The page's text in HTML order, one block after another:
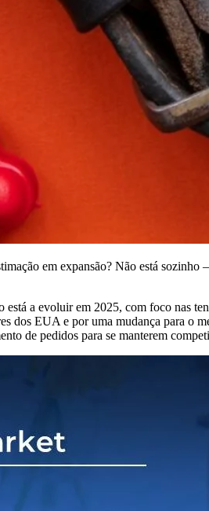
em expansão? Não está
a evoluir em 2025, com foco nas
dos EUA e por uma mudança para o
de pedidos para se manterem